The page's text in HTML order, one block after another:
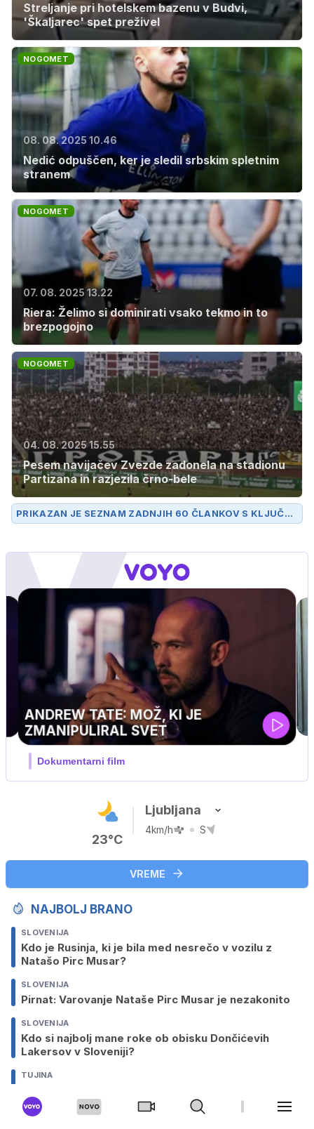
Streljanje pri hotelskem bazenu v Budvi,
'Škaljarec' spet preživel
NOGOMET
08. 08. 2025 10.46
Nedić odpuščen, ker je sledil srbskim spletnim
stranem
NOGOMET
07. 08. 2025 13.22
Riera: Želimo si dominirati vsako tekmo in to
brezpogojno
NOGOMET
04. 08. 2025 15.55
Pesem navijačev Zvezde zadonela na stadionu
Partizana in razjezila črno-bele
PRIKAZAN JE SEZNAM ZADNJIH 60 ČLANKOV S KLJUČN
O BESEDOPARTIZAN.
UEFA SUPERPOKAL
V živo na VOYO: sreda ob 20.30
23°C
Ljubljana
4km/h S
VREME
NAJBOLJ BRANO
SLOVENIJA
Kdo je Rusinja, ki je bila med nesrečo v vozilu z
Natašo Pirc Musar?
SLOVENIJA
Pirnat: Varovanje Nataše Pirc Musar je nezakonito
SLOVENIJA
Kdo si najbolj mane roke ob obisku Dončićevih
Lakersov v Sloveniji?
TUJINA
skalami, ven skočili reševalci